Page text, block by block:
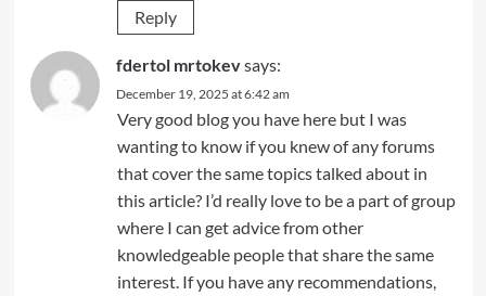
Reply
fdertol mrtokevsays:
December 19, 2025 at 6:42 am
Very good blog you have here but I was
wanting to know if you knew of any forums
that cover the same topics talked about in
this article? I’d really love to be a part of group
where I can get advice from other
knowledgeable people that share the same
interest. If you have any recommendations,